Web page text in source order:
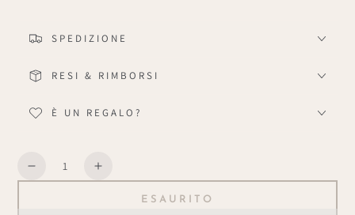
SPEDIZIONE
RESI & RIMBORSI
È UN REGALO?
Quantità
DiminuisceAumenta
quantitàESAURITO